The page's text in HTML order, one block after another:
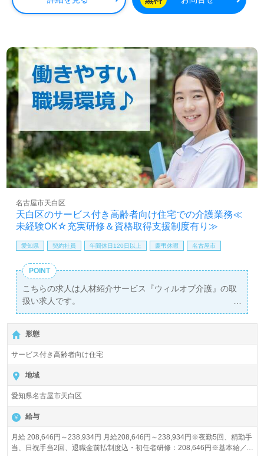
い』『風通しの良い職場で働きたい』『手厚い福利厚生の
せんか。
全国の求人ご紹介！医療/福祉業界の正社員/パート仕事探
しは【ウィルオブ介護】＊求人情報収集、将来的に検討の
方も遠慮なく＊
LINE、メール、お電話などご希望に応じてお問い合わせ/ご
相談可能です。転職相談、求人紹介、年収交渉など完全無
料サービスをご利用いただけます。＜非公開求人も取扱い
あり！＞"転職支援"のプロと一緒に転職活動！お問い合わ
せお待ちしております。
天白区のサービス付き高齢者向け住宅での介護業務≪
未経験OK☆充実研修＆資格取得支援制度有り≫
名古屋市天白区
愛知県 契約社員 年間休日120日以上 慶弔休暇 名古屋市
POINT
こちらの求人は人材紹介サービス『ウィルオブ介護』の取
扱い求人です。
詳細に関してお気軽にご相談ください♪
【無料】で皆さんの転職活動をサポートいたします。
形態
サービス付き高齢者向け住宅
地域
愛知県名古屋市天白区
給与
月給 208,646円～238,934円 月給208,646円～238,934円※夜勤5回、精勤手
当、日祝手当2回、退職金前払制度込・初任者研修：208,646円※基本給／